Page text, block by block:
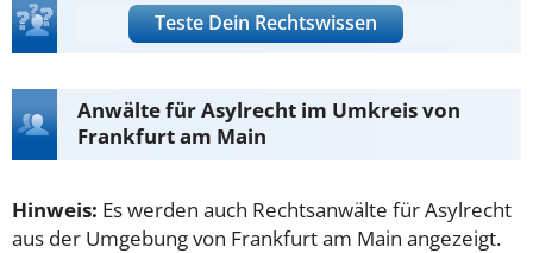
Teste Dein Rechtswissen
Anwälte für Asylrecht im Umkreis von
Frankfurt am Main
Hinweis: Es werden auch Rechtsanwälte für Asylrecht
aus der Umgebung von Frankfurt am Main angezeigt.